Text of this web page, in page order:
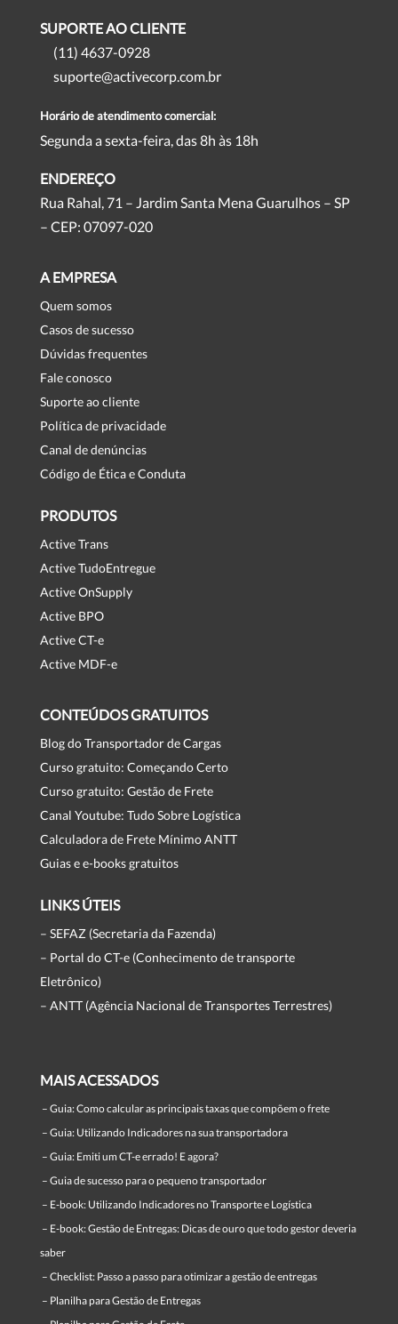
SUPORTE AO CLIENTE
(11) 4637-0928
suporte@activecorp.com.br
Horário de atendimento comercial:
Segunda a sexta-feira, das 8h às 18h
ENDEREÇO
Rua Rahal, 71 – Jardim Santa Mena Guarulhos – SP
– CEP: 07097-020
A EMPRESA
Quem somos
Casos de sucesso
Dúvidas frequentes
Fale conosco
Suporte ao cliente
Política de privacidade
Canal de denúncias
Código de Ética e Conduta
PRODUTOS
Active Trans
Active TudoEntregue
Active OnSupply
Active BPO
Active CT-e
Active MDF-e
CONTEÚDOS GRATUITOS
Blog do Transportador de Cargas
Curso gratuito: Começando Certo
Curso gratuito: Gestão de Frete
Canal Youtube: Tudo Sobre Logística
Calculadora de Frete Mínimo ANTT
Guias e e-books gratuitos
LINKS ÚTEIS
– SEFAZ (Secretaria da Fazenda)
– Portal do CT-e (Conhecimento de transporte
Eletrônico)
– ANTT (Agência Nacional de Transportes Terrestres)
MAIS ACESSADOS
– Guia: Como calcular as principais taxas que compõem o frete
– Guia: Utilizando Indicadores na sua transportadora
– Guia: Emiti um CT-e errado! E agora?
– Guia de sucesso para o pequeno transportador
– E-book: Utilizando Indicadores no Transporte e Logística
– E-book: Gestão de Entregas: Dicas de ouro que todo gestor deveria
saber
– Checklist: Passo a passo para otimizar a gestão de entregas
– Planilha para Gestão de Entregas